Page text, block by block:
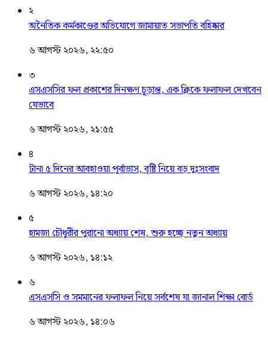
২
অনৈতিক কর্মকাণ্ডের অভিযোগে জামায়াত সভাপতি বহিষ্কার
৬ আগস্ট ২০২৬, ২২:৫০
৩
এসএসসির ফল প্রকাশের দিনক্ষণ চূড়ান্ত, এক ক্লিকে ফলাফল দেখবেন
যেভাবে
৬ আগস্ট ২০২৬, ২১:৫৫
৪
টানা ৫ দিনের আবহাওয়া পূর্বাভাস, বৃষ্টি নিয়ে বড় দুঃসংবাদ
৬ আগস্ট ২০২৬, ১৪:২০
৫
হামজা চৌধুরীর পুরানো অধ্যায় শেষ, শুরু হচ্ছে নতুন অধ্যায়
৬ আগস্ট ২০২৬, ১৪:১২
৬
এসএসসি ও সমমানের ফলাফল নিয়ে সর্বশেষ যা জানাল শিক্ষা বোর্ড
৬ আগস্ট ২০২৬, ১৪:০৬